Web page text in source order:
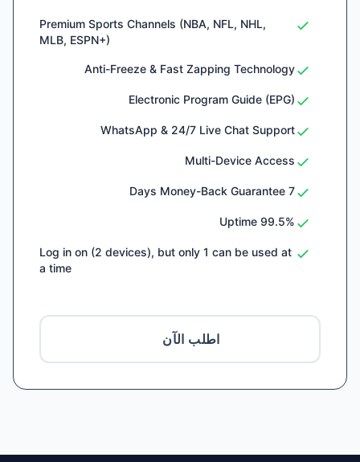
Premium Sports Channels (NBA, NFL, NHL,
MLB, ESPN+)
Anti-Freeze & Fast Zapping Technology
Electronic Program Guide (EPG)
WhatsApp & 24/7 Live Chat Support
Multi-Device Access
7 Days Money-Back Guarantee
99.5% Uptime
Log in on (2 devices), but only 1 can be used at
a time
اطلب الآن